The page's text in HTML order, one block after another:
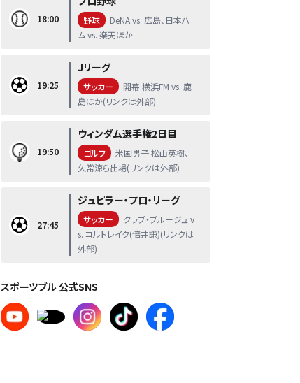
18:00 野球
DeNA vs. 広島、日本ハ
ム vs. 楽天ほか
19:25
Jリーグ
サッカー
開幕 横浜FM vs. 鹿
島ほか(リンクは外部)
19:50
ウィンダム選手権2日目
ゴルフ
米国男子 松山英樹、
久常涼ら出場(リンクは外部)
27:45
ジュピラー・プロ・リーグ
サッカー
クラブ・ブルージュ v
s. コルトレイク(倍井謙)(リンクは
外部)
スポーツブル 公式SNS